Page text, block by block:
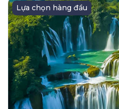
Lựa chọn hàng đầu